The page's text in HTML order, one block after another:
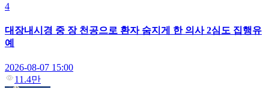
4
대장내시경 중 장 천공으로 환자 숨지게 한 의사 2심도 집행유
예
2026-08-07 15:00
11.4만